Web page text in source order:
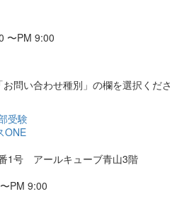
〜PM 9:00
お問い合わせ種別」の欄を選択くださ
受験
ONE
1号 アールキューブ青山3階
PM 9:00